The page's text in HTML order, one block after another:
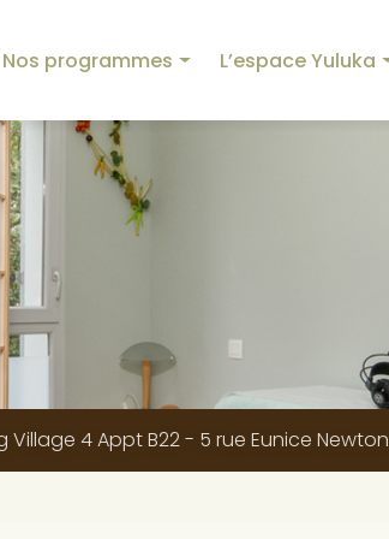
Nos programmes
Programme Yuluka
Programme Détox
Programme Minceur
Programme Sommeil
Programme Mémoire
Programme Stress et Digestion
Programme Sport
Programme Dos et Articulations
L’espace Yuluka
Village 4 Appt B22 - 5 rue Eunice